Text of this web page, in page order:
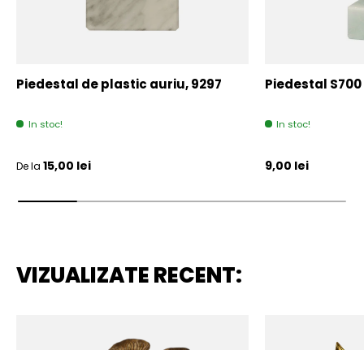
Piedestal de plastic auriu, 9297
In stoc!
Pret initial
De la 15,00 lei
Piedestal S700
In stoc!
Pret initial
9,00 lei
VIZUALIZATE RECENT: